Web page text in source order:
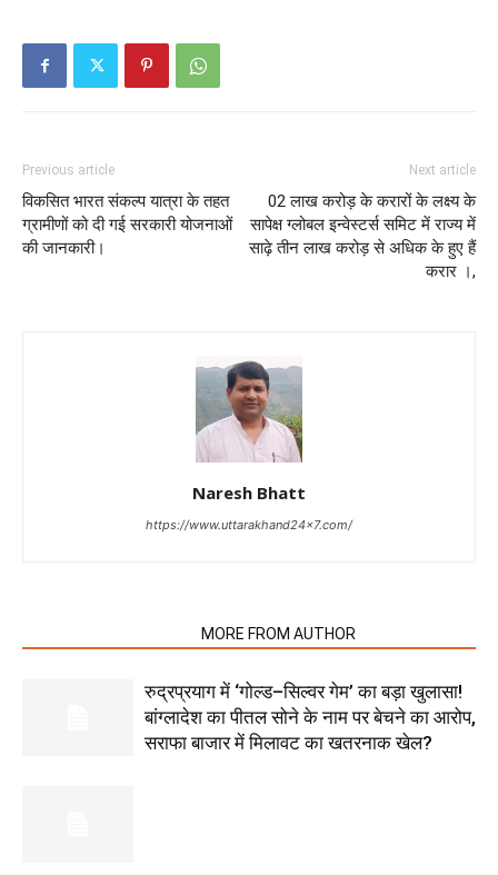
Previous article
विकसित भारत संकल्प यात्रा के तहत
ग्रामीणों को दी गई सरकारी योजनाओं
की जानकारी।
Next article
02 लाख करोड़ के करारों के लक्ष्य के
सापेक्ष ग्लोबल इन्वेस्टर्स समिट में राज्य में
साढ़े तीन लाख करोड़ से अधिक के हुए हैं
करार ।,
Naresh Bhatt
https://www.uttarakhand24x7.com/
MORE FROM AUTHOR
रुद्रप्रयाग में ‘गोल्ड–सिल्वर गेम’ का बड़ा खुलासा!
बांग्लादेश का पीतल सोने के नाम पर बेचने का आरोप,
सराफा बाजार में मिलावट का खतरनाक खेल?